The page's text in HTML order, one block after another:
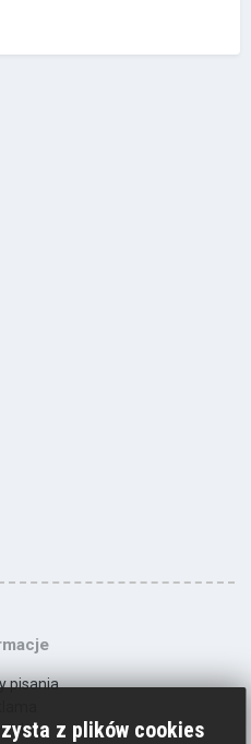
pisania
z plików cookies